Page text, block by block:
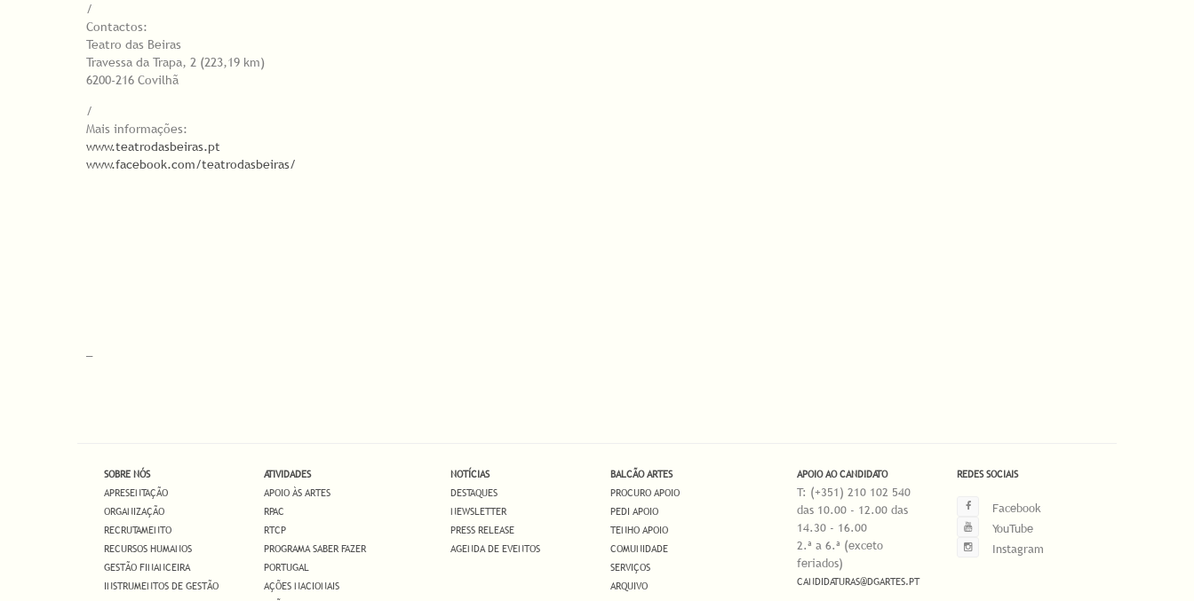
/
Contactos:
Teatro das Beiras
Travessa da Trapa, 2 (223,19 km)
6200-216 Covilhã
/
Mais informações:
www.teatrodasbeiras.pt
www.facebook.com/teatrodasbeiras/
SOBRE NÓS
APRESENTAÇÃO
ORGANIZAÇÃO
RECRUTAMENTO
RECURSOS HUMANOS
GESTÃO FINANCEIRA
INSTRUMENTOS DE GESTÃO
ATIVIDADES
APOIO ÀS ARTES
RPAC
RTCP
PROGRAMA SABER FAZER
PORTUGAL
AÇÕES NACIONAIS
NOTÍCIAS
DESTAQUES
NEWSLETTER
PRESS RELEASE
AGENDA DE EVENTOS
BALCÃO ARTES
PROCURO APOIO
PEDI APOIO
TENHO APOIO
COMUNIDADE
SERVIÇOS
ARQUIVO
APOIO AO CANDIDATO
T: (+351) 210 102 540
das 10.00 - 12.00 das
14.30 - 16.00
2.ª a 6.ª (exceto
feriados)
CANDIDATURAS@DGARTES.PT
REDES SOCIAIS
Facebook
YouTube
Instagram